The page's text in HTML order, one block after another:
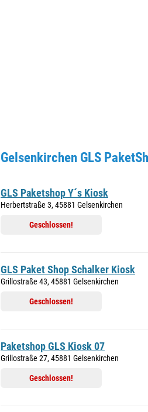
Gelsenkirchen GLS
GLS Paketshop Y´s Kiosk
Herbertstraße 3, 45881 Gelsenkirchen
Geschlossen!
GLS Paket Shop Schalker Kiosk
Grillostraße 43, 45881 Gelsenkirchen
Geschlossen!
Paketshop GLS Kiosk 07
Grillostraße 27, 45881 Gelsenkirchen
Geschlossen!